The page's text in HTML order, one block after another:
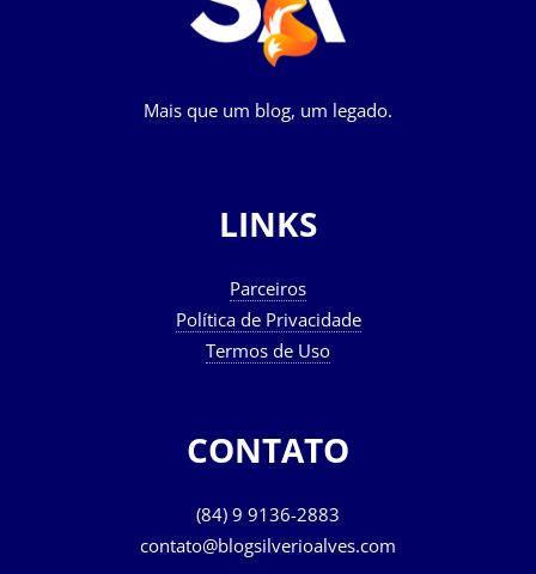
Mais que um blog, um legado.
LINKS
Parceiros
Política de Privacidade
Termos de Uso
CONTATO
(84) 9 9136-2883
contato@blogsilverioalves.com